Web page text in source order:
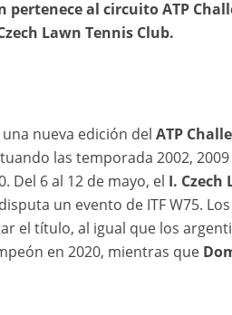
al circuito ATP
Lawn Tennis Club.
nueva edición del ATP
las temporada 2002,
Del 6 al 12 de mayo, el I. Czech
un evento de ITF W75.
el título, al igual que los
en 2020, mientras que